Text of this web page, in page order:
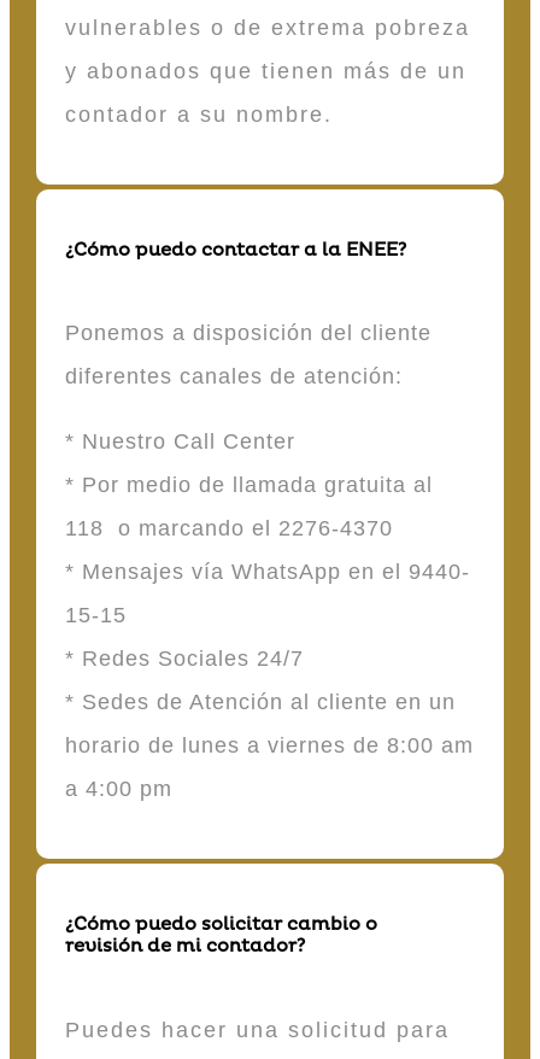
vulnerables o de extrema pobreza
y abonados que tienen más de un
contador a su nombre.
¿Cómo puedo contactar a la ENEE?
Ponemos a disposición del cliente
diferentes canales de atención:
* Nuestro Call Center
* Por medio de llamada gratuita al
118 o marcando el 2276-4370
* Mensajes vía WhatsApp en el 9440-
15-15
* Redes Sociales 24/7
* Sedes de Atención al cliente en un
horario de lunes a viernes de 8:00 am
a 4:00 pm
¿Cómo puedo solicitar cambio o
revisión de mi contador?
Puedes hacer una solicitud para